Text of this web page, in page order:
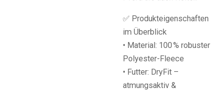
✅ Produkteigenschaften
im Überblick
• Material: 100 % robuster
Polyester-Fleece
• Futter: DryFit –
atmungsaktiv &